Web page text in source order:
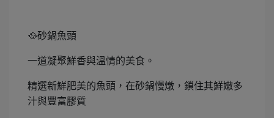
🥘砂鍋魚頭
一道凝聚鮮香與溫情的美食。
精選新鮮肥美的魚頭，在砂鍋慢燉，鎖住其鮮嫩多
汁與豐富膠質